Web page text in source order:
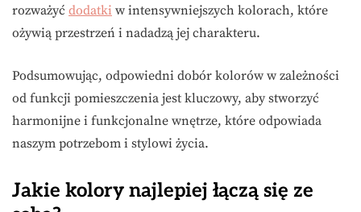
rozważyć dodatki w intensywniejszych kolorach, które
ożywią przestrzeń i nadadzą jej charakteru.
Podsumowując, odpowiedni dobór kolorów w zależności
od funkcji pomieszczenia jest kluczowy, aby stworzyć
harmonijne i funkcjonalne wnętrze, które odpowiada
naszym potrzebom i stylowi życia.
Jakie kolory najlepiej łączą się ze